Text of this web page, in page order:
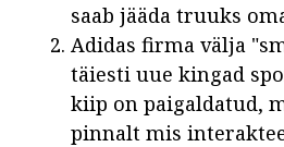
saab jääda truuks
Adidas firma välja
täiesti uue kingad
kiip on paigaldatud,
pinnalt mis